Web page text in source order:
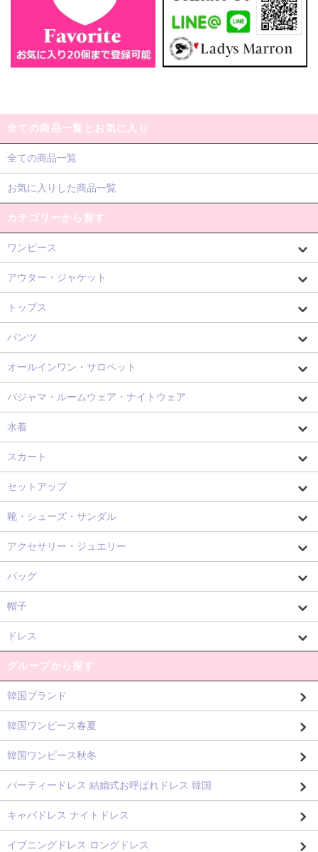
全ての商品一覧とお気に入り
全ての商品一覧
お気に入りした商品一覧
カテゴリーから探す
ワンピース
アウター・ジャケット
トップス
パンツ
オールインワン・サロペット
パジャマ・ルームウェア・ナイトウェア
水着
スカート
セットアップ
靴・シューズ・サンダル
アクセサリー・ジュエリー
バッグ
帽子
ドレス
グループから探す
韓国ブランド
韓国ワンピース春夏
韓国ワンピース秋冬
パーティードレス 結婚式お呼ばれドレス 韓国
キャバドレス ナイトドレス
イブニングドレス ロングドレス